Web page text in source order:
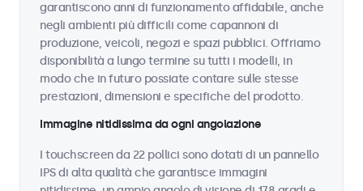
garantiscono anni di funzionamento affidabile, anche
negli ambienti più difficili come capannoni di
produzione, veicoli, negozi e spazi pubblici. Offriamo
disponibilità a lungo termine su tutti i modelli, in
modo che in futuro possiate contare sulle stesse
prestazioni, dimensioni e specifiche del prodotto.
Immagine nitidissima da ogni angolazione
I touchscreen da 22 pollici sono dotati di un pannello
IPS di alta qualità che garantisce immagini